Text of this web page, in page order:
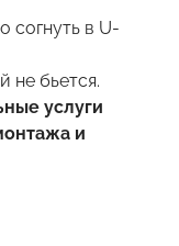
согнуть в U-
не бьется.
услуги
и